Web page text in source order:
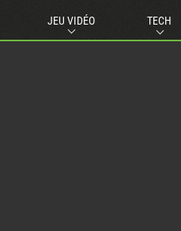
JEU VIDÉO TECH